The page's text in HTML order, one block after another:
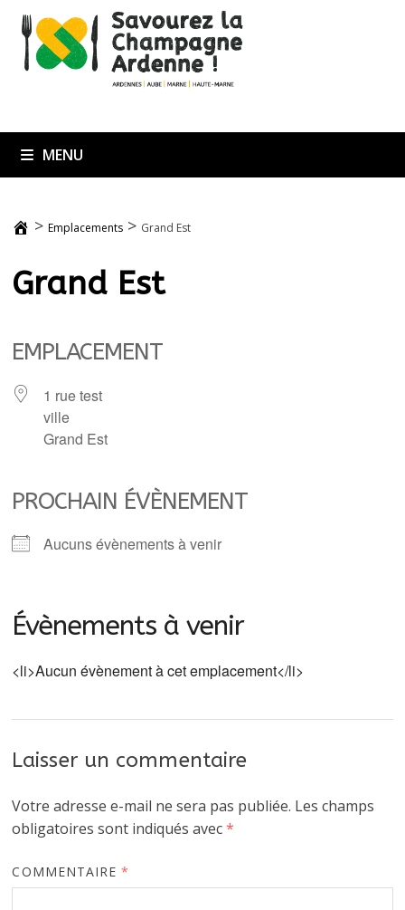
Passer
contenu
MENU
>Emplacements > Grand Est
Grand Est
EMPLACEMENT
1 rue test
ville
Grand Est
PROCHAIN ÉVÈNEMENT
Aucuns évènements à venir
Évènements à venir
<li>Aucun évènement à cet emplacement</li>
Laisser un commentaire
Votre adresse e-mail ne sera pas publiée. Les champs
obligatoires sont indiqués avec*
COMMENTAIRE*